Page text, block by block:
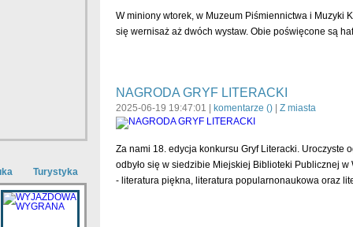
Turystyka
W miniony wtorek, w Muzeum Piśmiennictwa i Muzyki
się wernisaż aż dwóch wystaw. Obie poświęcone są
NAGRODA GRYF LITERACKI
2025-06-19 19:47:01 | komentarze ()| Z miasta
Za nami 18. edycja konkursu Gryf Literacki. Uroczyste
odbyło się w siedzibie Miejskiej Biblioteki Publicznej
- literatura piękna, literatura popularnonaukowa oraz